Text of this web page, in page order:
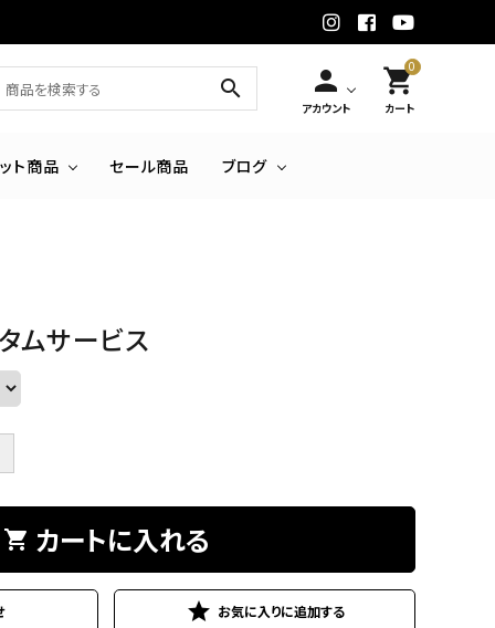
search person
アカウント
0
shopping_cart
カート
ト商品 セール商品 ブログ
ムサービス
shopping_cart カートに入れる
star